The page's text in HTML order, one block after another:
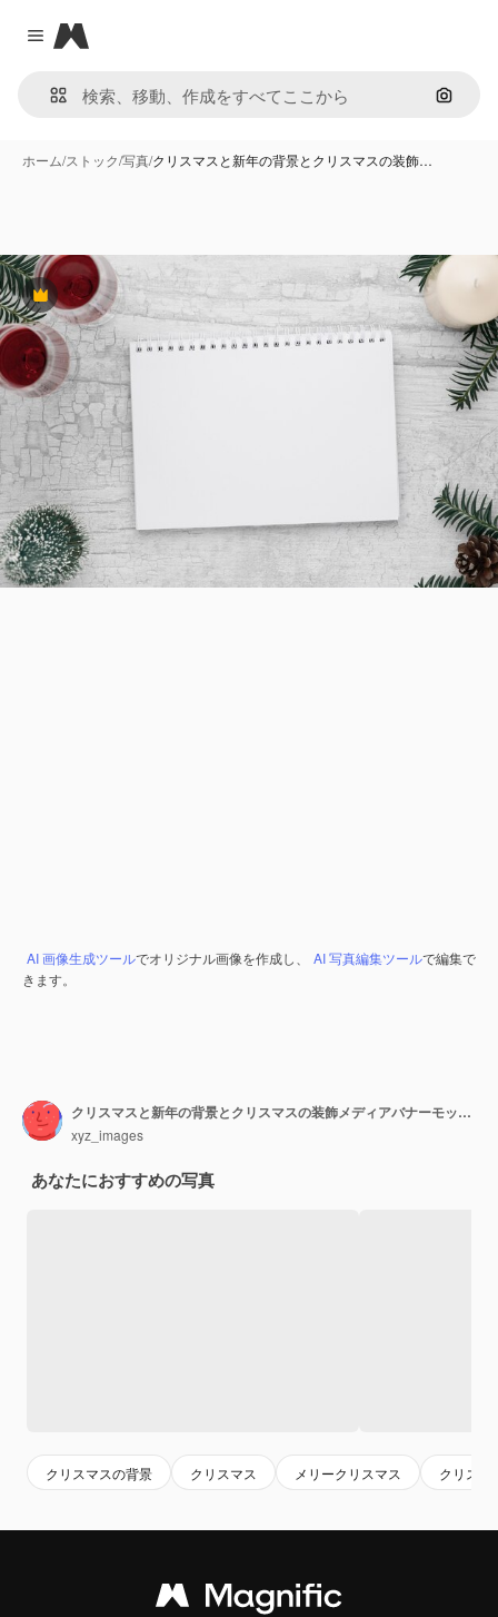
Close menu
Magnific
画像で
ホーム/ストック/写真/クリスマスと新年の背景とクリスマスの装飾…
Premium
AI 画像生成ツールでオリジナル画像を作成し、 AI 写真編集ツールで編集で
きます。
クリスマスと新年の背景とクリスマスの装飾メディアバナーモックアップフラットデザイン
xyz_images
あなたにおすすめの写真
クリスマスの背景 クリスマス メリークリスマス クリスマ